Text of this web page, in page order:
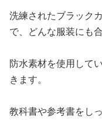
洗練されたブラック
で、どんな服装にも
防水素材を使用して
きます。
教科書や参考書をし